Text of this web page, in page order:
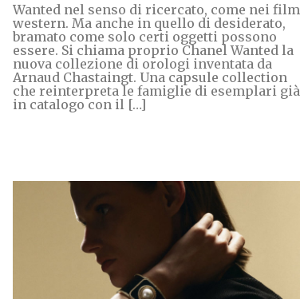
Wanted nel senso di ricercato, come nei film
western. Ma anche in quello di desiderato,
bramato come solo certi oggetti possono
essere. Si chiama proprio Chanel Wanted la
nuova collezione di orologi inventata da
Arnaud Chastaingt. Una capsule collection
che reinterpreta le famiglie di esemplari già
in catalogo con il […]